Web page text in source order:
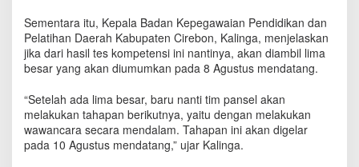
a
n
g
s
u
g
K
e
t
Sementara itu, Kepala Badan Kepegawaian Pendidikan dan
Pelatihan Daerah Kabupaten Cirebon, Kalinga, menjelaskan
jika dari hasil tes kompetensi ini nantinya, akan diambil lima
besar yang akan diumumkan pada 8 Agustus mendatang.
“Setelah ada lima besar, baru nanti tim pansel akan
melakukan tahapan berikutnya, yaitu dengan melakukan
wawancara secara mendalam. Tahapan ini akan digelar
pada 10 Agustus mendatang,” ujar Kalinga.